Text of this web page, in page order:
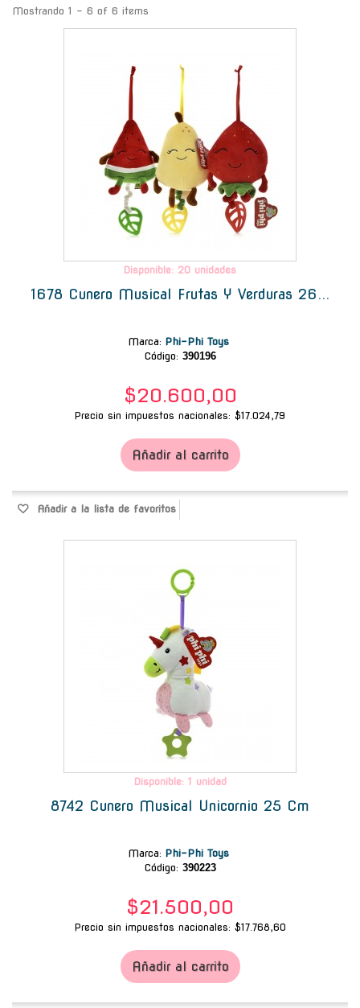
Mostrando 1 - 6 of 6 items
Disponible: 20 unidades
1678 Cunero Musical Frutas Y Verduras 26...
Marca: Phi-Phi Toys
Código: 390196
$20.600,00
Precio sin impuestos nacionales: $17.024,79
Añadir al carrito
Añadir a la lista de favoritos
Disponible: 1 unidad
8742 Cunero Musical Unicornio 25 Cm
Marca: Phi-Phi Toys
Código: 390223
$21.500,00
Precio sin impuestos nacionales: $17.768,60
Añadir al carrito